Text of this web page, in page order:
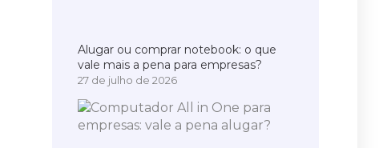
Alugar ou comprar notebook: o que
vale mais a pena para empresas?
27 de julho de 2026